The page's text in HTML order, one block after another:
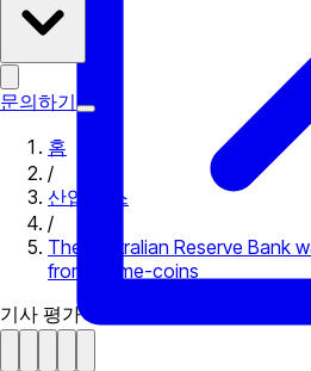
문의하기
홈
/
산업 뉴스
/
The Australian Reserve Bank
from meme-coins
기사 평가하기